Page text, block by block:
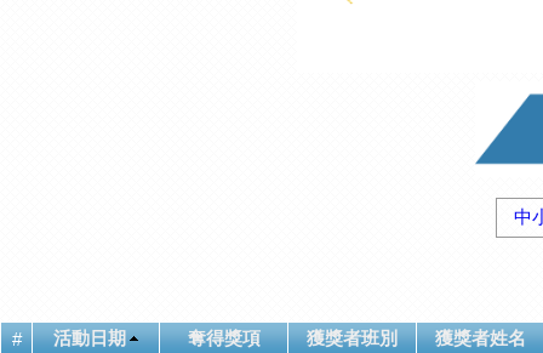
中
# 活動日期 奪得獎項 獲獎者班別 獲獎者姓名